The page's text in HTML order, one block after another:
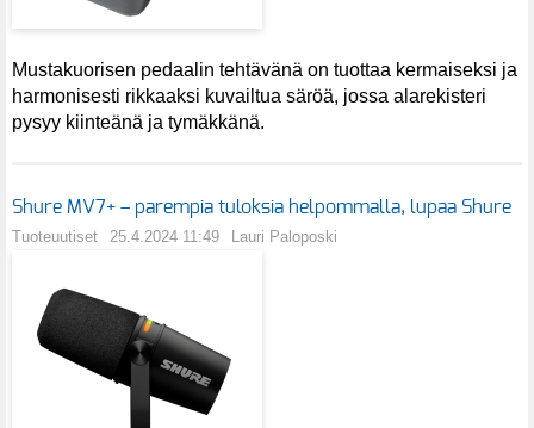
Mustakuorisen pedaalin tehtävänä on tuottaa kermaiseksi ja
harmonisesti rikkaaksi kuvailtua säröä, jossa alarekisteri
pysyy kiinteänä ja tymäkkänä.
Shure MV7+ – parempia tuloksia helpommalla, lupaa Shure
Tuoteuutiset 25.4.2024 11:49 Lauri Paloposki